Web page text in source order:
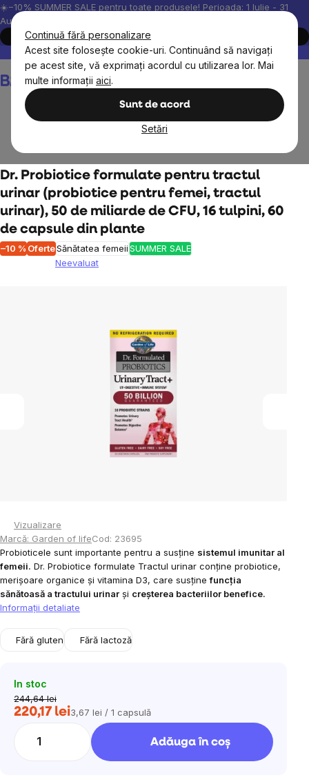
Continuă fără personalizare
Acest site folosește cookie-uri. Continuând să navigați
pe acest site, vă exprimați acordul cu utilizarea lor. Mai
multe informații aici.
Sunt de acord
Setări
Treci
la
conținut
☀️−10% SUMMER SALE pentru toate produsele! Perioada: 1 Iulie - 31
August, 2026.
Cumpără acum
Peste 200.000 de recenzii verificate
Produsele noastre sunt
Coş
de
Dr. Probiotice formulate pentru tractul
urinar (probiotice pentru femei, tractul
urinar), 50 de miliarde de CFU, 16 tulpini, 60
de capsule din plante
–10 % OferteSănătatea femeiiSUMMER SALE
Neevaluat
Vizualizare
Marcă: Garden of lifeCod: 23695
Probioticele sunt importante pentru a susține sistemul imunitar al
femeii. Dr. Probiotice formulate Tractul urinar conține probiotice,
merișoare organice și vitamina D3, care susținefuncția
sănătoasă a tractului urinar și creșterea bacteriilor benefice.
Informaţii detaliate
Fără gluten Fără lactoză
In stoc
244,64 lei
220,17 leiEvaluare
3,67 lei / 1 capsulă
Adăuga în coş